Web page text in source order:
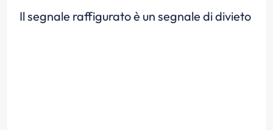
Il segnale raffigurato è un segnale di divieto